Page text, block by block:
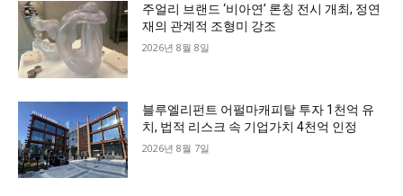
주얼리 브랜드 ‘비아연’ 론칭 전시 개최, 정연
재의 관계적 조형미 강조
2026년 8월 8일
블루엘리펀트 어펄마캐피탈 투자 1천억 유
치, 법적 리스크 속 기업가치 4천억 인정
2026년 8월 7일